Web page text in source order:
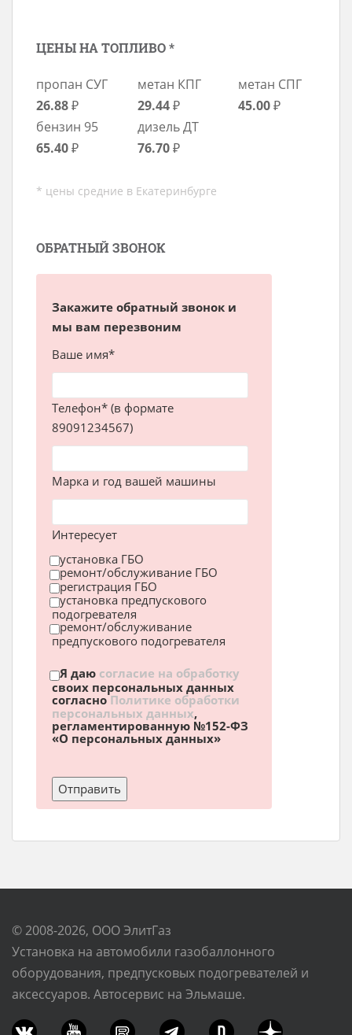
ЦЕНЫ НА ТОПЛИВО *
пропан СУГ
26.88₽
метан КПГ
29.44₽
метан СПГ
45.00₽
бензин 95
65.40₽
дизель ДТ
76.70₽
* цены средние в Екатеринбурге
ОБРАТНЫЙ ЗВОНОК
Закажите обратный звонок и
мы вам перезвоним
Ваше имя*
Телефон* (в формате
89091234567)
Марка и год вашей машины
Интересует
установка ГБО
ремонт/обслуживание ГБО
регистрация ГБО
установка предпускового
подогревателя
ремонт/обслуживание
предпускового подогревателя
Я даю согласие на обработку
своих персональных данных
согласноПолитике обработки
персональных данных,
регламентированную №152-ФЗ
«О персональных данных»
© 2008-2026, ООО ЭлитГаз
Установка на автомобили газобаллонного
оборудования, предпусковых подогревателей и
аксессуаров. Автосервис на Эльмаше.